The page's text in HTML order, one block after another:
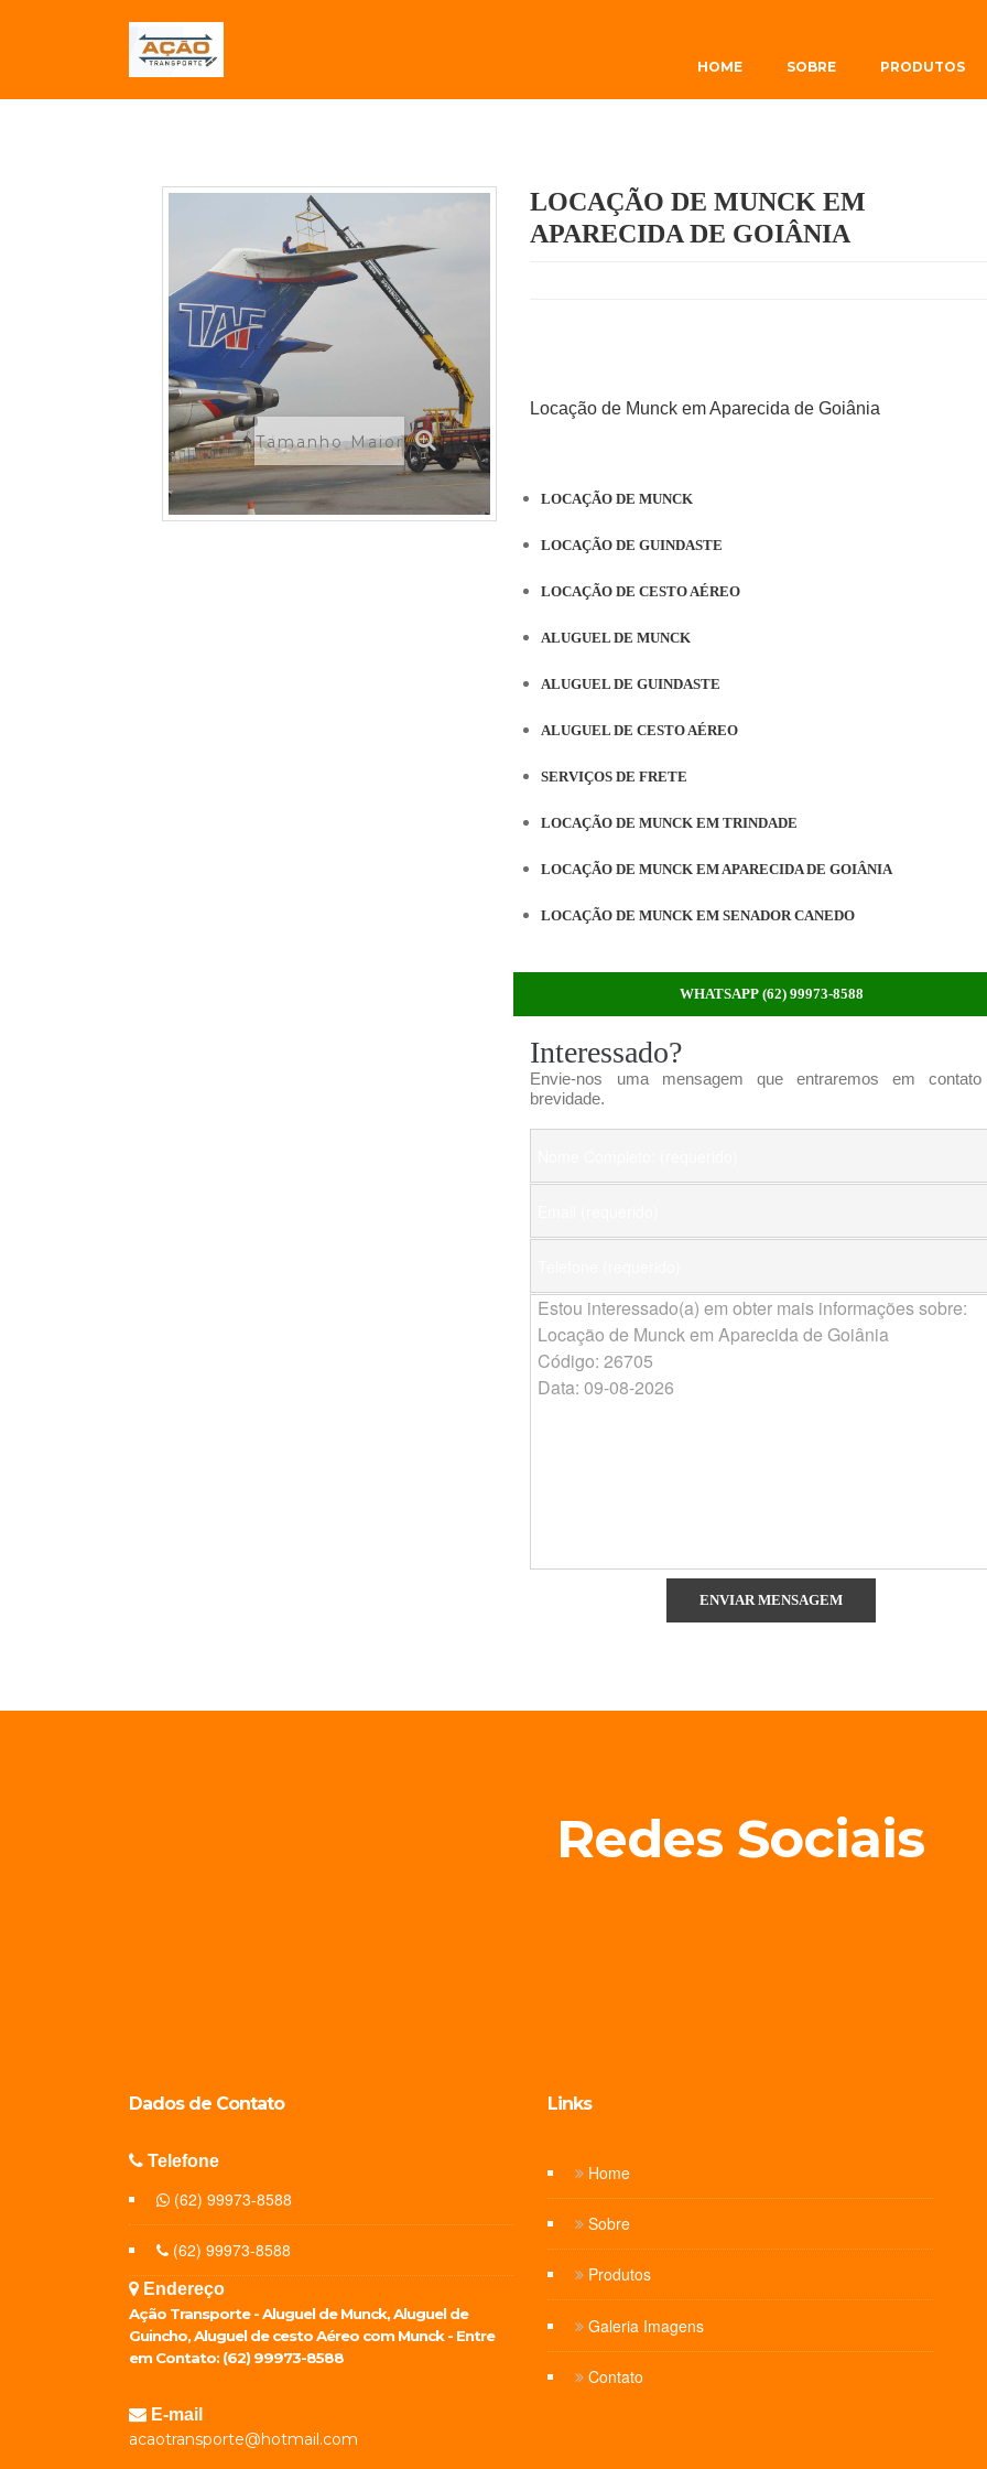
HOME SOBRE PRODUTOS
Tamanho Maior
LOCAÇÃO DE MUNCK EM
APARECIDA DE GOIÂNIA
Locação de Munck em Aparecida de Goiânia
LOCAÇÃO DE MUNCK
LOCAÇÃO DE GUINDASTE
LOCAÇÃO DE CESTO AÉREO
ALUGUEL DE MUNCK
ALUGUEL DE GUINDASTE
ALUGUEL DE CESTO AÉREO
SERVIÇOS DE FRETE
LOCAÇÃO DE MUNCK EM TRINDADE
LOCAÇÃO DE MUNCK EM APARECIDA DE GOIÂNIA
LOCAÇÃO DE MUNCK EM SENADOR CANEDO
WHATSAPP (62) 99973-8588
Interessado?
Envie-nos uma mensagem que entraremos em
brevidade.
Redes Sociais
Dados de Contato
Telefone
(62) 99973-8588
(62) 99973-8588
Endereço
Ação Transporte - Aluguel de Munck, Aluguel de
Guincho, Aluguel de cesto Aéreo com Munck - Entre
em Contato: (62) 99973-8588
E-mail
acaotransporte@hotmail.com
Links
Home
Sobre
Produtos
Galeria Imagens
Contato